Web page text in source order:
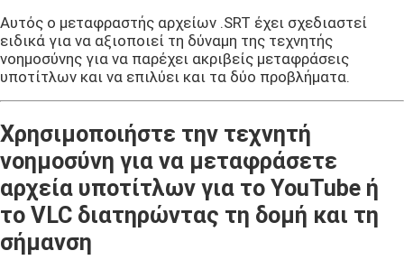
Αυτός ο μεταφραστής αρχείων .SRT έχει σχεδιαστεί
ειδικά για να αξιοποιεί τη δύναμη της τεχνητής
νοημοσύνης για να παρέχει ακριβείς μεταφράσεις
υποτίτλων και να επιλύει και τα δύο προβλήματα.
Χρησιμοποιήστε την τεχνητή
νοημοσύνη για να μεταφράσετε
αρχεία υποτίτλων για το YouTube ή
το VLC διατηρώντας τη δομή και τη
σήμανση